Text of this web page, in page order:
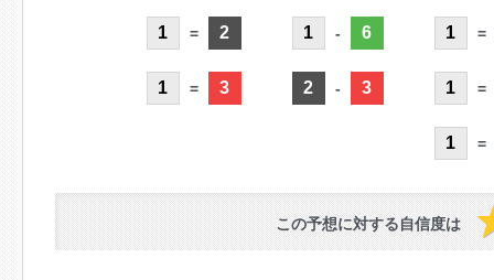
1 = 2
1 = 3
1 - 6
2 - 3
1 =
1 =
1 =
この予想に対する自信度は